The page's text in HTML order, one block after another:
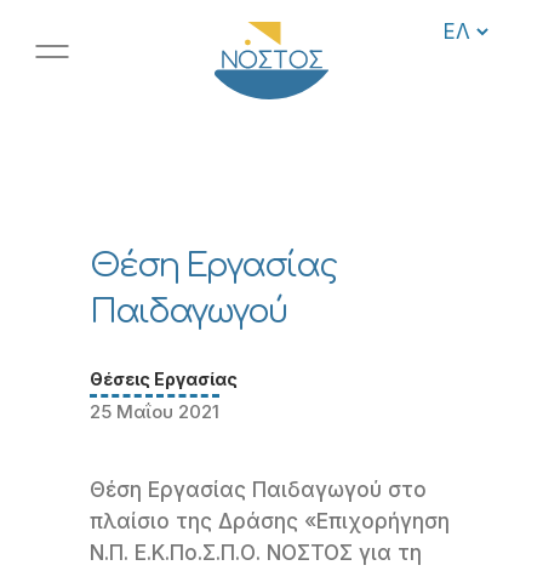
Θέση Εργασίας
Παιδαγωγού
Θέσεις Εργασίας
25 Μαΐου 2021
Θέση Εργασίας Παιδαγωγού στο
πλαίσιο της Δράσης «Επιχορήγηση
Ν.Π. Ε.Κ.Πο.Σ.Π.Ο. ΝΟΣΤΟΣ για τη